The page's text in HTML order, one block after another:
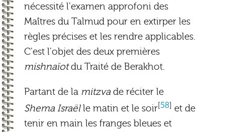
développeur
blog
nécessité l'examen approfoni des
Maîtres du Talmud pour en extirper les
règles précises et les rendre applicables.
C'est l'objet des deux premières
mishnaïotdu Traité de Berakhot.
Partant de la mitzvade réciter le
Shema Israëlle matin et le soir[58] et de
tenir en main les franges bleues et